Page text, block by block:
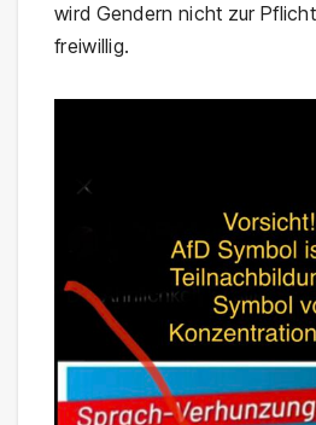
wird Gendern nicht zur
freiwillig.